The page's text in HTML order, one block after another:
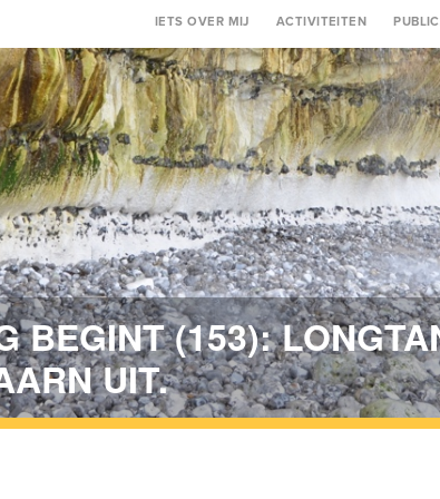
Main
navigation
IETS OVER MIJ ACTIVITEITEN
BEGINT (153):
UIT.